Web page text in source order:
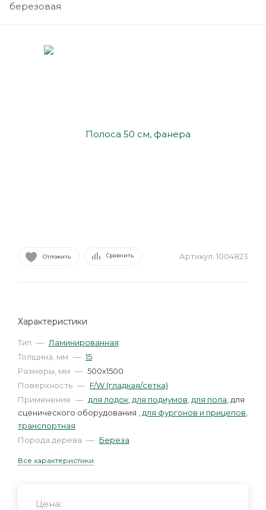
березовая
Отложить Сравнить Артикул: 1004823
Характеристики
Тип — Ламинированная
Толщина, мм — 15
Размеры, мм — 500х1500
Поверхность — F/W (гладкая/сетка)
Применение — для лодок для подиумов для пола , для
сценического оборудования , для фургонов и прицепов
транспортная
Порода дерева — Береза
Все характеристики
Цена: